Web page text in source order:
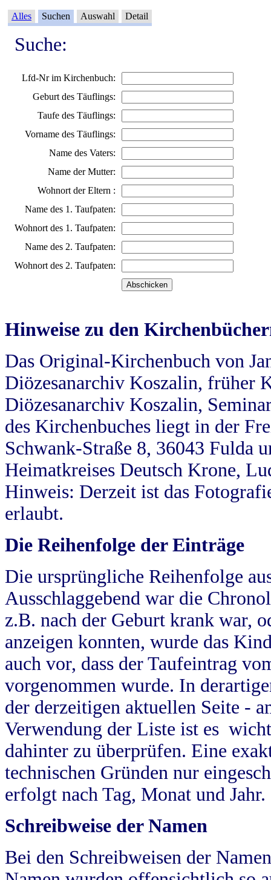
Alles Suchen Auswahl Detail
Suche:
Lfd-Nr im Kirchenbuch:
Geburt des Täuflings:
Taufe des Täuflings:
Vorname des Täuflings:
Name des Vaters:
Name der Mutter:
Wohnort der Eltern :
Name des 1. Taufpaten:
Wohnort des 1. Taufpaten:
Name des 2. Taufpaten:
Wohnort des 2. Taufpaten:
Hinweise zu den
Das Original-Kirchenbuch von
Diözesanarchiv Koszalin, früher
Diözesanarchiv Koszalin,
des Kirchenbuches liegt in der
Schwank-Straße 8, 36043 Fulda
Heimatkreises Deutsch Krone,
Hinweis: Derzeit ist das
erlaubt.
Die Reihenfolge der Einträge
Die ursprüngliche Reihenfolge
Ausschlaggebend war die
z.B. nach der Geburt krank war,
anzeigen konnten, wurde das
auch vor, dass der Taufeintrag
vorgenommen wurde. In
der derzeitigen aktuellen Seite -
Verwendung der Liste ist es
dahinter zu überprüfen. Eine
technischen Gründen nur
erfolgt nach Tag, Monat und Jahr.
Schreibweise der Namen
Bei den Schreibweisen der